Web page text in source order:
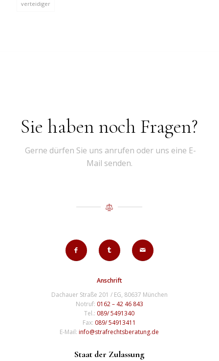
verteidiger
Sie haben noch Fragen?
Gerne dürfen Sie uns anrufen oder uns eine E-
Mail senden.
Anschrift
Dachauer Straße 201 / EG, 80637 München
Notruf: 0162 – 42 46 843
Tel.: 089/ 5491340
Fax: 089/ 54913411
E-Mail:info@strafrechtsberatung.de
Staat der Zulassung